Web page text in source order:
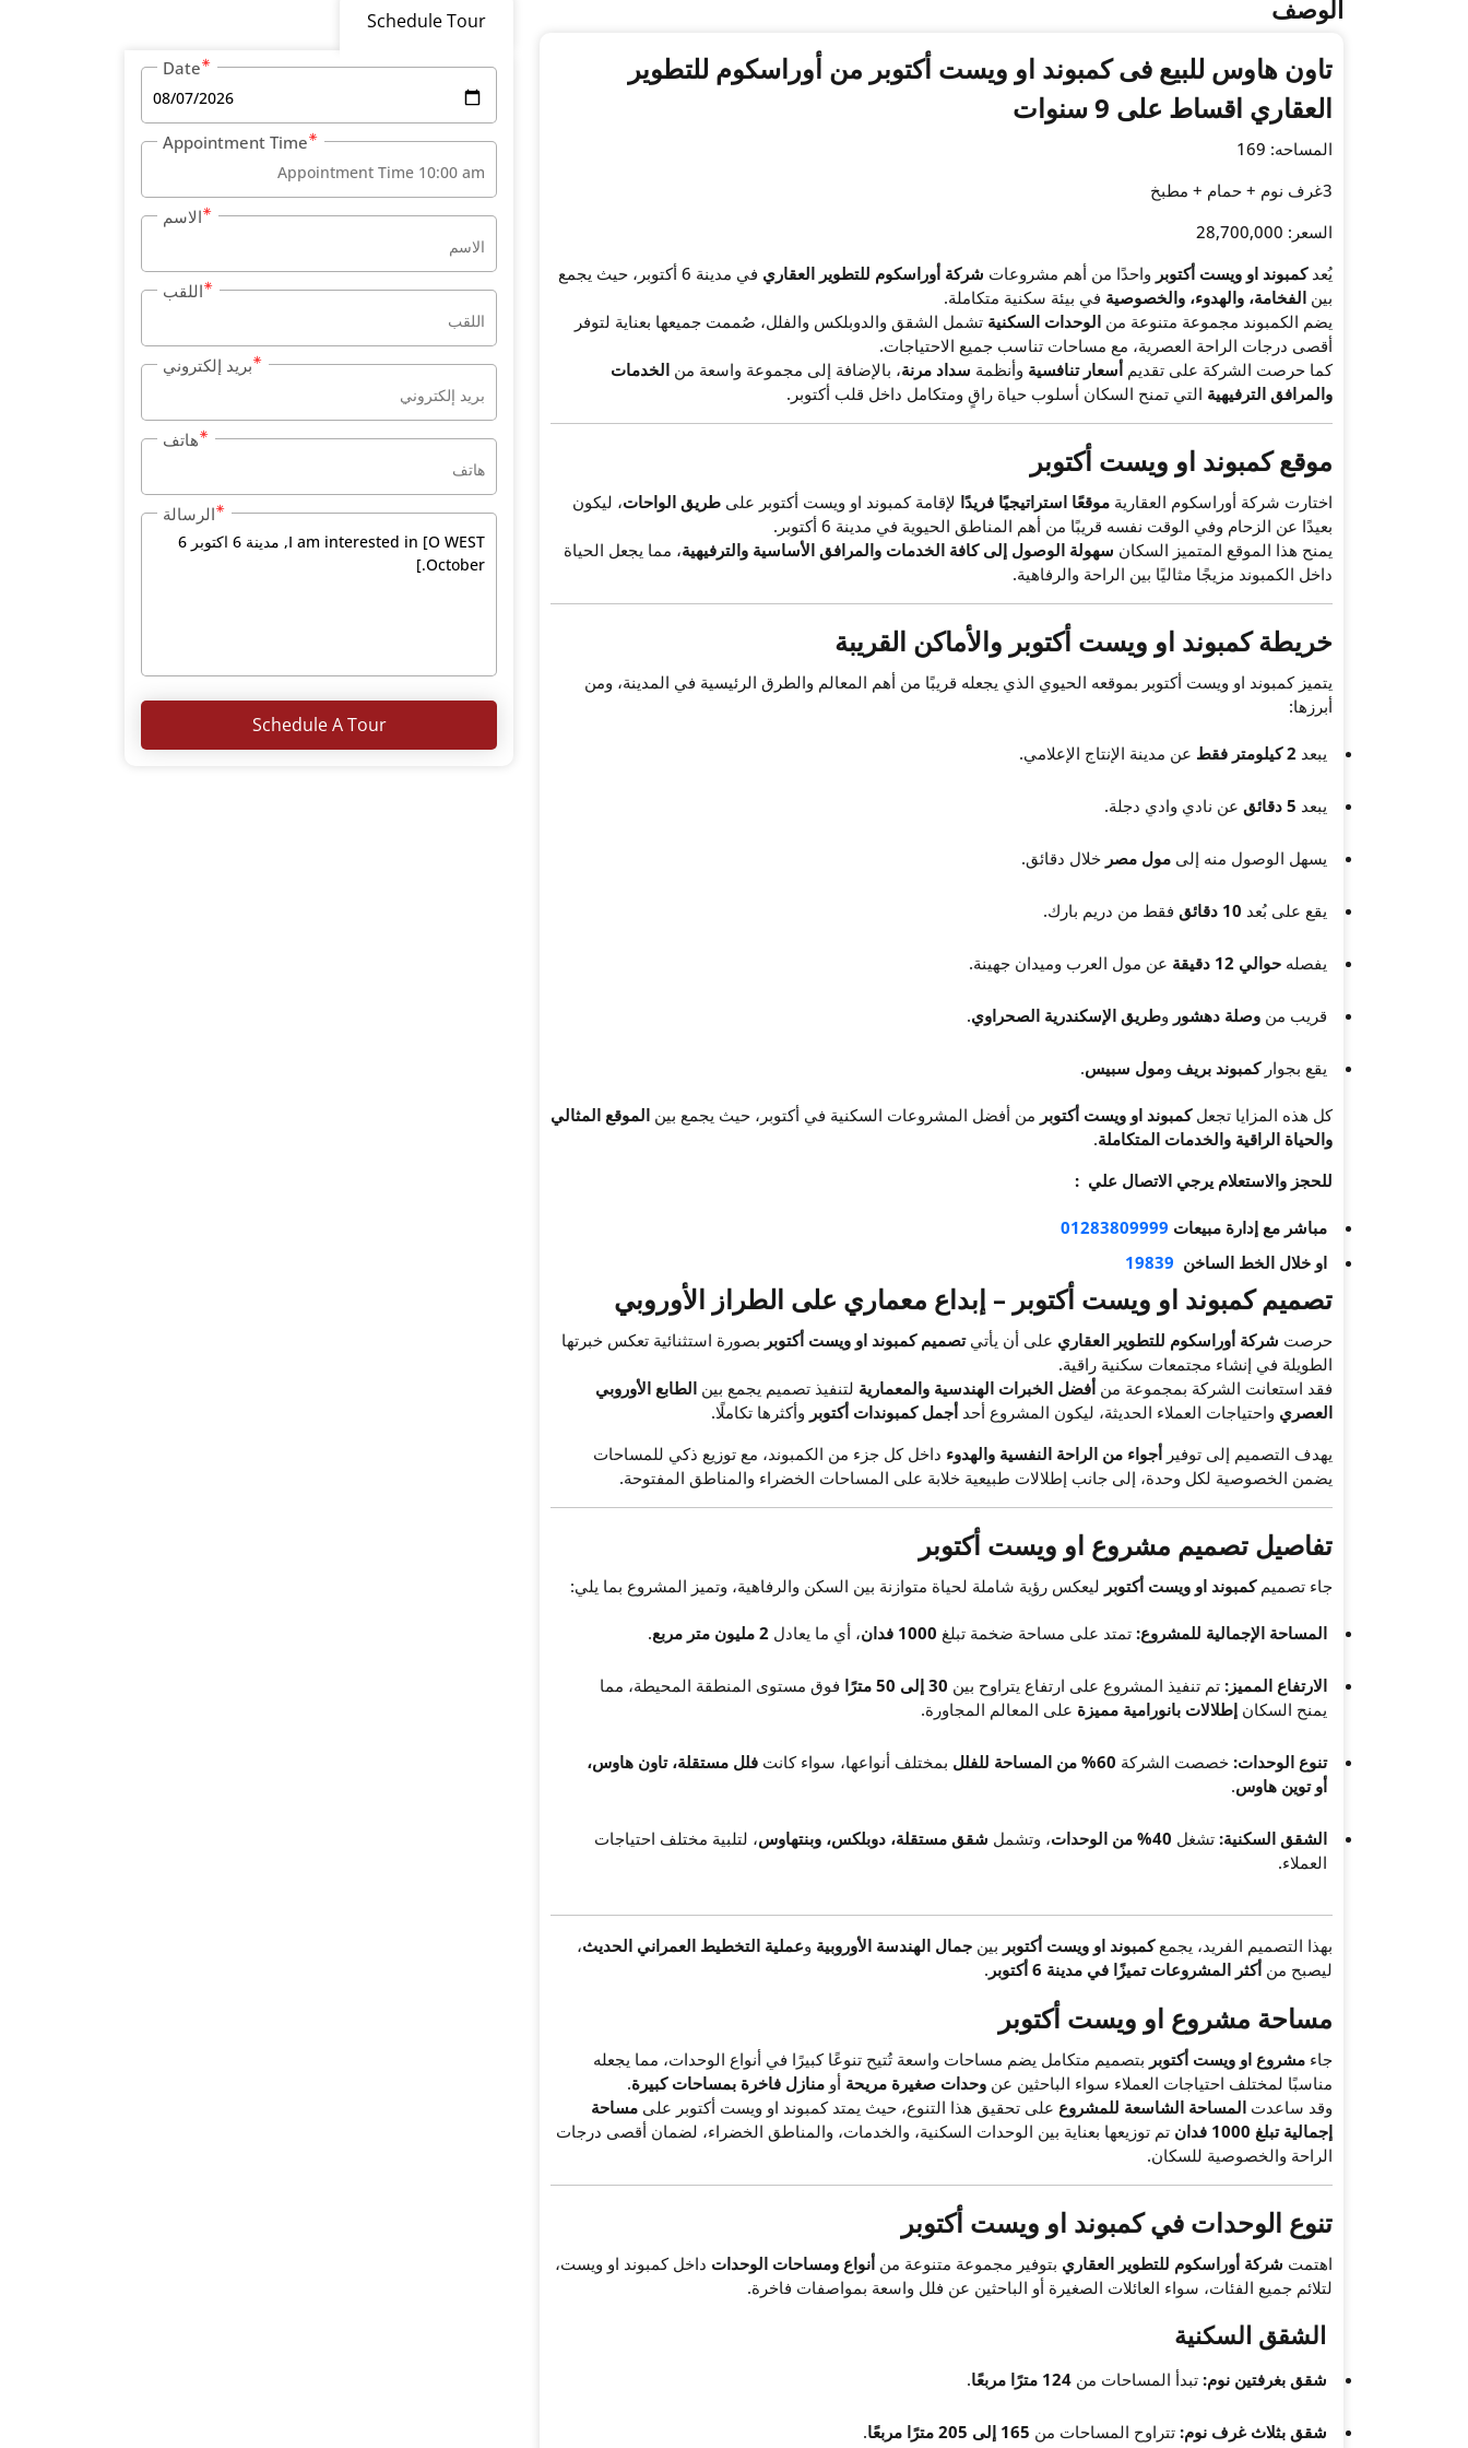
الوصف
تاون هاوس للبيع فى كمبوند او ويست أكتوبر من أوراسكوم للتطوير
العقاري اقساط على 9 سنوات
المساحه: 169
3غرف نوم + حمام + مطبخ
السعر: 28,700,000
يُعدكمبوند او ويست أكتوبر واحدًا من أهم مشروعات شركة أوراسكوم للتطوير العقاري
في مدينة 6 أكتوبر، حيث يجمع
بين الفخامة، والهدوء، والخصوصية في بيئة سكنية متكاملة.
يضم الكمبوند مجموعة متنوعة من الوحدات السكنية تشمل الشقق والدوبلكس والفلل، صُممت جميعها بعناية لتوفر
أقصى درجات الراحة العصرية، مع مساحات تناسب جميع الاحتياجات.
كما حرصت الشركة على تقديم أسعار تنافسية وأنظمة سداد مرنة، بالإضافة إلى مجموعة واسعة من الخدمات
والمرافق الترفيهية التي تمنح السكان أسلوب حياة راقٍ ومتكامل داخل قلب أكتوبر.
موقع كمبوند او ويست أكتوبر
اختارت شركة أوراسكوم العقارية موقعًا استراتيجيًا فريدًا لإقامة كمبوند او ويست أكتوبر على طريق الواحات، ليكون
بعيدًا عن الزحام وفي الوقت نفسه قريبًا من أهم المناطق الحيوية في مدينة 6 أكتوبر.
يمنح هذا الموقع المتميز السكان سهولة الوصول إلى كافة الخدمات والمرافق الأساسية والترفيهية، مما يجعل الحياة
داخل الكمبوند مزيجًا مثاليًا بين الراحة والرفاهية.
خريطة كمبوند او ويست أكتوبر والأماكن القريبة
يتميز كمبوند او ويست أكتوبر بموقعه الحيوي الذي يجعله قريبًا من أهم المعالم والطرق الرئيسية في المدينة، ومن
أبرزها:
يبعد 2 كيلومتر فقط عن مدينة الإنتاج الإعلامي.
يبعد 5 دقائق عن نادي وادي دجلة.
يسهل الوصول منه إلى مول مصر خلال دقائق.
يقع على بُعد 10 دقائق فقط من دريم بارك.
يفصله حوالي 12 دقيقة عن مول العرب وميدان جهينة.
قريب من وصلة دهشور وطريق الإسكندرية الصحراوي.
يقع بجواركمبوند بريف ومول سبيس.
كل هذه المزايا تجعلكمبوند او ويست أكتوبر من أفضل المشروعات السكنية في أكتوبر، حيث يجمع بين الموقع المثالي
والحياة الراقية والخدمات المتكاملة.
للحجز والاستعلام يرجي الاتصال علي :
مباشر مع إدارة مبيعات 01283809999
او خلال الخط الساخن 19839
تصميم كمبوند او ويست أكتوبر – إبداع معماري على الطراز الأوروبي
حرصت شركة أوراسكوم للتطوير العقاري على أن يأتيتصميم كمبوند او ويست أكتوبر بصورة استثنائية تعكس خبرتها
الطويلة في إنشاء مجتمعات سكنية راقية.
فقد استعانت الشركة بمجموعة من أفضل الخبرات الهندسية والمعمارية لتنفيذ تصميم يجمع بين الطابع الأوروبي
العصري واحتياجات العملاء الحديثة، ليكون المشروع أحد أجمل كمبوندات أكتوبر وأكثرها تكاملًا.
يهدف التصميم إلى توفير أجواء من الراحة النفسية والهدوء داخل كل جزء من الكمبوند، مع توزيع ذكي للمساحات
يضمن الخصوصية لكل وحدة، إلى جانب إطلالات طبيعية خلابة على المساحات الخضراء والمناطق المفتوحة.
تفاصيل تصميم مشروع او ويست أكتوبر
جاء تصميمكمبوند او ويست أكتوبر ليعكس رؤية شاملة لحياة متوازنة بين السكن والرفاهية، وتميز المشروع بما يلي:
المساحة الإجمالية للمشروع: تمتد على مساحة ضخمة تبلغ 1000 فدان ، أي ما يعادل 2 مليون متر مربع .
الارتفاع المميز: تم تنفيذ المشروع على ارتفاع يتراوح بين 30 إلى 50 مترًا
فوق مستوى المنطقة المحيطة، مما
يمنح السكان إطلالات بانورامية مميزة على المعالم المجاورة.
تنوع الوحدات: خصصت الشركة 60% من المساحة للفلل بمختلف أنواعها، سواء كانت فلل مستقلة، تاون هاوس،
أو توين هاوس.
الشقق السكنية: تشغل 40% من الوحدات ، وتشمل شقق مستقلة، دوبلكس، وبنتهاوس، لتلبية مختلف احتياجات
العملاء.
بهذا التصميم الفريد، يجمعكمبوند او ويست أكتوبر بين جمال الهندسة الأوروبية وعملية التخطيط العمراني الحديث،
ليصبح من أكثر المشروعات تميزًا في مدينة 6 أكتوبر .
مساحة مشروع او ويست أكتوبر
جاء مشروع او ويست أكتوبر بتصميم متكامل يضم مساحات واسعة تُتيح تنوعًا كبيرًا في أنواع الوحدات، مما يجعله
مناسبًا لمختلف احتياجات العملاء سواء الباحثين عن وحدات صغيرة مريحة أو منازل فاخرة بمساحات كبيرة.
وقد ساعدت المساحة الشاسعة للمشروع على تحقيق هذا التنوع، حيث يمتد كمبوند او ويست أكتوبر على مساحة
إجمالية تبلغ 1000 فدان
تم توزيعها بعناية بين الوحدات السكنية، والخدمات، والمناطق الخضراء، لضمان أقصى درجات
الراحة والخصوصية للسكان.
تنوع الوحدات في كمبوند او ويست أكتوبر
اهتمت شركة أوراسكوم للتطوير العقاري بتوفير مجموعة متنوعة من أنواع ومساحات الوحدات داخل كمبوند او ويست،
لتلائم جميع الفئات، سواء العائلات الصغيرة أو الباحثين عن فلل واسعة بمواصفات فاخرة.
الشقق السكنية
شقق بغرفتين نوم: تبدأ المساحات من 124 مترًا مربعًا .
شقق بثلاث غرف نوم: تتراوح المساحات من 165 إلى 205 مترًا مربعًا .
Schedule Tour
Date
Appointment Time
الاسم
اللقب
بريد إلكتروني
هاتف
الرسالة
Schedule A Tour